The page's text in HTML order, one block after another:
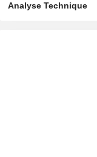
Analyse Technique